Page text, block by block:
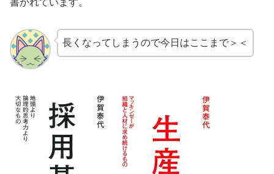
長くなってしまうので今日はここまで＞＜